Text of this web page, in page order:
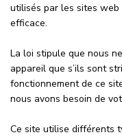
utilisés par les sites
efficace.
La loi stipule que nous
appareil que s’ils sont
fonctionnement de ce
nous avons besoin de
Ce site utilise différents